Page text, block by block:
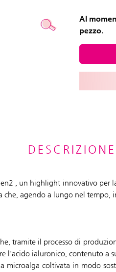
Al
pezzo.
DESCRIZIONE
, un highlight innovativo
agendo a lungo nel tempo,
tramite il processo di
l’acido ialuronico, contenuto
microalga coltivata in modo